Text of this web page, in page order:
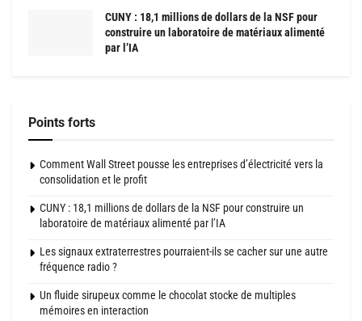
CUNY : 18,1 millions de dollars de la NSF pour
construire un laboratoire de matériaux alimenté
par l’IA
Points forts
Comment Wall Street pousse les entreprises d’électricité vers la
consolidation et le profit
CUNY : 18,1 millions de dollars de la NSF pour construire un
laboratoire de matériaux alimenté par l’IA
Les signaux extraterrestres pourraient-ils se cacher sur une autre
fréquence radio ?
Un fluide sirupeux comme le chocolat stocke de multiples
mémoires en interaction